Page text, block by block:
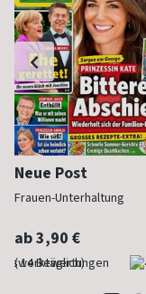
Neue Post
Frauen-Unterhaltung
ab 3,90 €
(werktäglich)